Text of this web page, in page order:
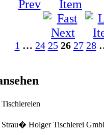
1 … 24 25 26 27 28
Tischlereien
Strau� Holger Tischlerei